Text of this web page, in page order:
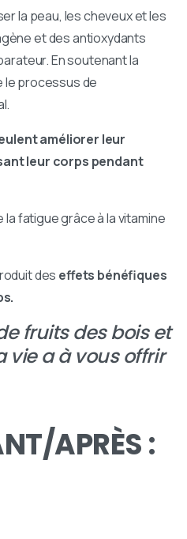
la peau, les cheveux et les
et des antioxydants
En soutenant la
le processus de
améliorer leur
leur corps pendant
fatigue grâce à la vitamine
des effets bénéfiques
fruits des bois et
vie a à vous offrir
APRÈS :